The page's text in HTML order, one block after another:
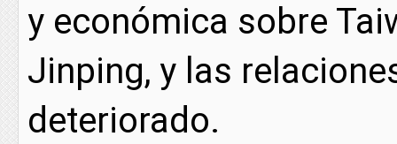
y económica sobre
Jinping, y las
deteriorado.